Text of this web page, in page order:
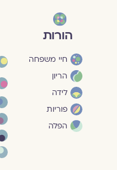
הורות
חיי משפחה
הריון
לידה
פוריות
הפלה